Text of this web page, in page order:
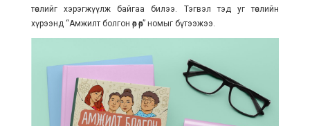
төслийг хэрэгжүүлж байгаа билээ. Тэгвэл тэд уг төслийн
хүрээнд “Амжилт болгон өөр өөр” номыг бүтээжээ.